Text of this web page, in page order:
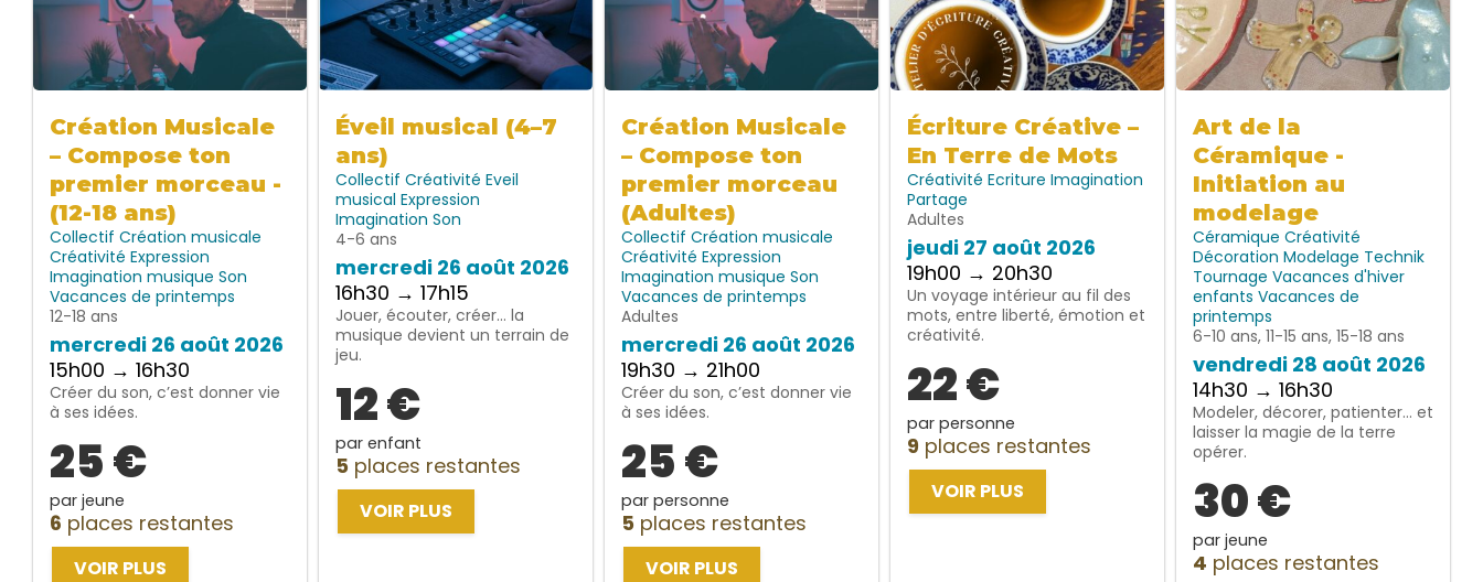
Création Musicale
– Compose ton
premier morceau -
(12-18 ans)
Collectif Création musicale
Créativité Expression
Imagination musique Son
Vacances de printemps
12-18 ans
mercredi 26 août 2026
15h00 → 16h30
Créer du son, c’est donner vie
à ses idées.
25 €
par jeune
6 places restantes
VOIR PLUS
Éveil musical (4–7
ans)
Collectif Créativité Eveil
musical Expression
Imagination Son
4-6 ans
mercredi 26 août 2026
16h30 → 17h15
Jouer, écouter, créer… la
musique devient un terrain de
jeu.
12 €
par enfant
5 places restantes
VOIR PLUS
Création Musicale
– Compose ton
premier morceau
(Adultes)
Collectif Création musicale
Créativité Expression
Imagination musique Son
Vacances de printemps
Adultes
mercredi 26 août 2026
19h30 → 21h00
Créer du son, c’est donner vie
à ses idées.
25 €
par personne
5 places restantes
VOIR PLUS
Écriture Créative –
En Terre de Mots
Créativité Ecriture Imagination
Partage
Adultes
jeudi 27 août 2026
19h00 → 20h30
Un voyage intérieur au fil des
mots, entre liberté, émotion et
créativité.
22 €
par personne
9 places restantes
VOIR PLUS
Art de la
Céramique -
Initiation au
modelage
Céramique Créativité
Décoration Modelage Technik
Tournage Vacances d'hiver
enfants Vacances de
printemps
6-10 ans, 11-15 ans, 15-18 ans
vendredi 28 août 2026
14h30 → 16h30
Modeler, décorer, patienter… et
laisser la magie de la terre
opérer.
30 €
par jeune
4 places restantes